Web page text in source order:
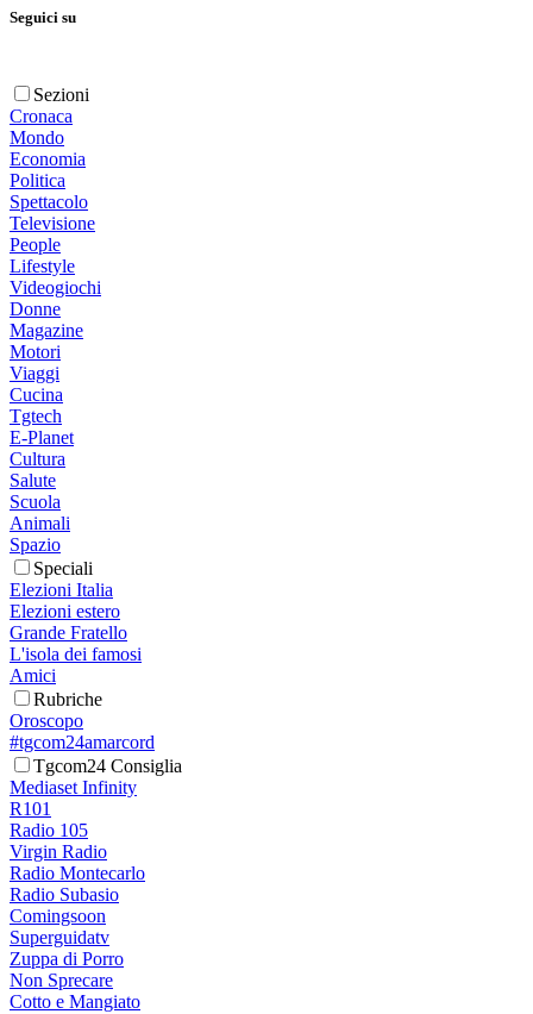
Seguici su
Sezioni
Cronaca
Mondo
Economia
Politica
Spettacolo
Televisione
People
Lifestyle
Videogiochi
Donne
Magazine
Motori
Viaggi
Cucina
Tgtech
E-Planet
Cultura
Salute
Scuola
Animali
Spazio
Speciali
Elezioni Italia
Elezioni estero
Grande Fratello
L'isola dei famosi
Amici
Rubriche
Oroscopo
#tgcom24amarcord
Tgcom24 Consiglia
Mediaset Infinity
R101
Radio 105
Virgin Radio
Radio Montecarlo
Radio Subasio
Comingsoon
Superguidatv
Zuppa di Porro
Non Sprecare
Cotto e Mangiato